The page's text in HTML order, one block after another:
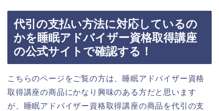
代引の支払い方法に対応しているの
かを睡眠アドバイザー資格取得講座
の公式サイトで確認する！
こちらのページをご覧の方は、睡眠アドバイザー資格
取得講座の商品にかなり興味のある方だと思います
が、睡眠アドバイザー資格取得講座の商品を代引の支